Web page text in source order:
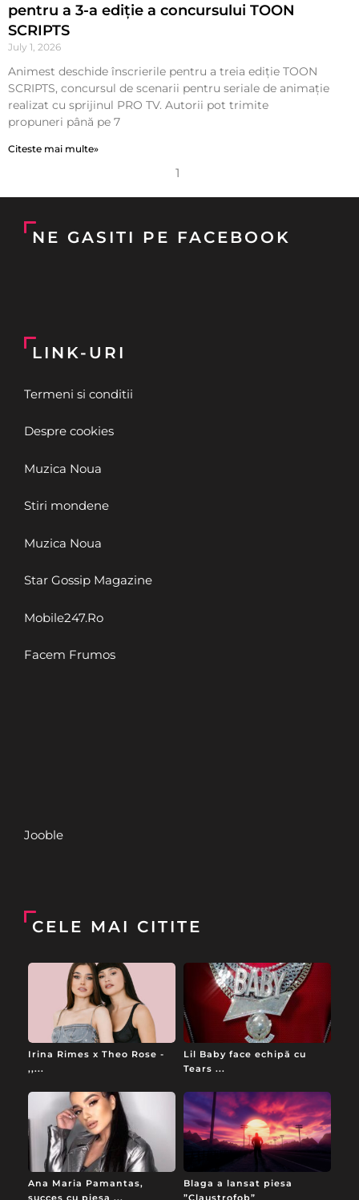
pentru a 3-a ediție a concursului TOON
SCRIPTS
July 1, 2026
Animest deschide înscrierile pentru a treia ediție TOON
SCRIPTS, concursul de scenarii pentru seriale de animație
realizat cu sprijinul PRO TV. Autorii pot trimite
propuneri până pe 7
Citeste mai multe»
1
NE GASITI PE FACEBOOK
LINK-URI
Termeni si conditii
Despre cookies
Muzica Noua
Stiri mondene
Muzica Noua
Star Gossip Magazine
Mobile247.Ro
Facem Frumos
Jooble
CELE MAI CITITE
Irina Rimes x Theo Rose -
,,...
Lil Baby face echipă cu
Tears ...
Ana Maria Pamantas,
succes cu piesa ...
Blaga a lansat piesa
”Claustrofob”